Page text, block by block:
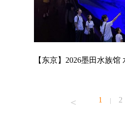
【东京】2026墨田水族馆
1 | 2